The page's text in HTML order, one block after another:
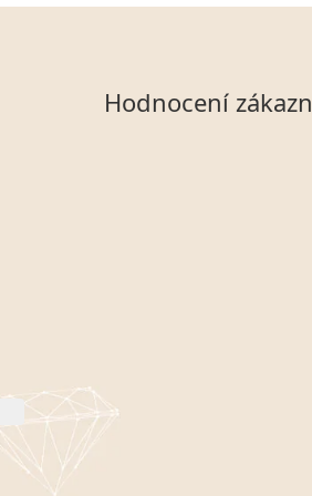
Hodnocení